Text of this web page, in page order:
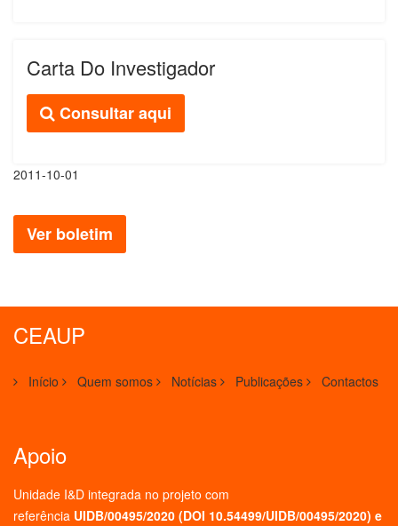
Carta Do Investigador
Consultar aqui
2011-10-01
Ver boletim
CEAUP
Início Quem somos Notícias Publicações Contactos
Apoio
Unidade I&D integrada no projeto com
referência UIDB/00495/2020 (DOI 10.54499/UIDB/00495/2020) e